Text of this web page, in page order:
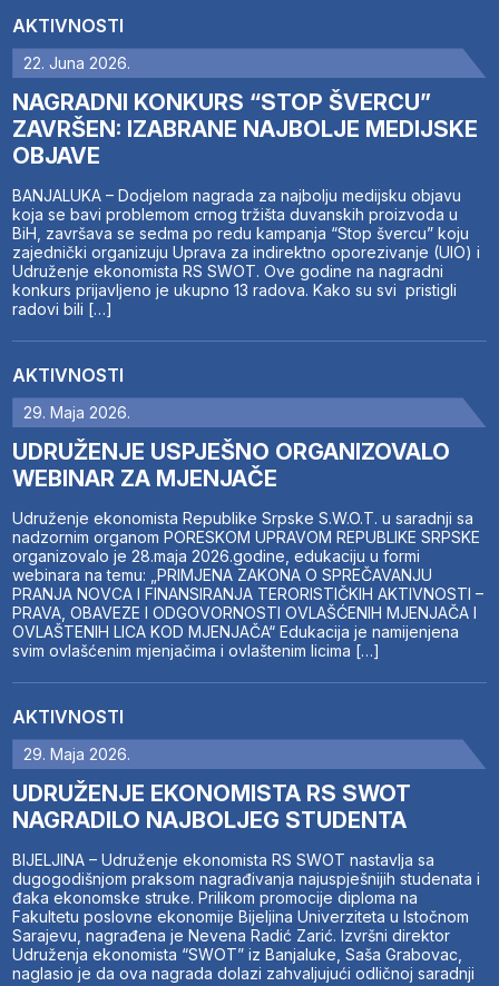
AKTIVNOSTI
22. Juna 2026.
NAGRADNI KONKURS “STOP ŠVERCU”
ZAVRŠEN: IZABRANE NAJBOLJE MEDIJSKE
OBJAVE
BANJALUKA – Dodjelom nagrada za najbolju medijsku objavu
koja se bavi problemom crnog tržišta duvanskih proizvoda u
BiH, završava se sedma po redu kampanja “Stop švercu” koju
zajednički organizuju Uprava za indirektno oporezivanje (UIO) i
Udruženje ekonomista RS SWOT. Ove godine na nagradni
konkurs prijavljeno je ukupno 13 radova. Kako su svi pristigli
radovi bili […]
AKTIVNOSTI
29. Maja 2026.
UDRUŽENJE USPJEŠNO ORGANIZOVALO
WEBINAR ZA MJENJAČE
Udruženje ekonomista Republike Srpske S.W.O.T. u saradnji sa
nadzornim organom PORESKOM UPRAVOM REPUBLIKE SRPSKE
organizovalo je 28.maja 2026.godine, edukaciju u formi
webinara na temu: „PRIMJENA ZAKONA O SPREČAVANJU
PRANJA NOVCA I FINANSIRANJA TERORISTIČKIH AKTIVNOSTI –
PRAVA, OBAVEZE I ODGOVORNOSTI OVLAŠĆENIH MJENJAČA I
OVLAŠTENIH LICA KOD MJENJAČA“ Edukacija je namijenjena
svim ovlašćenim mjenjačima i ovlaštenim licima […]
AKTIVNOSTI
29. Maja 2026.
UDRUŽENJE EKONOMISTA RS SWOT
NAGRADILO NAJBOLJEG STUDENTA
BIJELJINA – Udruženje ekonomista RS SWOT nastavlja sa
dugogodišnjom praksom nagrađivanja najuspješnijih studenata i
đaka ekonomske struke. Prilikom promocije diploma na
Fakultetu poslovne ekonomije Bijeljina Univerziteta u Istočnom
Sarajevu, nagrađena je Nevena Radić Zarić. Izvršni direktor
Udruženja ekonomista “SWOT” iz Banjaluke, Saša Grabovac,
naglasio je da ova nagrada dolazi zahvaljujući odličnoj saradnji